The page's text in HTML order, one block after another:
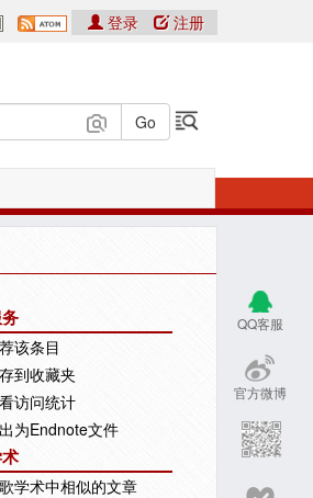
登录 注册
QQ客服
官方微博
该条目
到收藏夹
访问统计
为Endnote文件
学术中相似的文章